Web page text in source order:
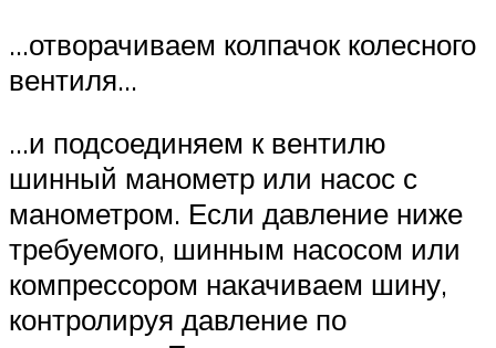
…отворачиваем колпачок колесного
вентиля…
…и подсоединяем к вентилю
шинный манометр или насос с
манометром. Если давление ниже
требуемого, шинным насосом или
компрессором накачиваем шину,
контролируя давление по